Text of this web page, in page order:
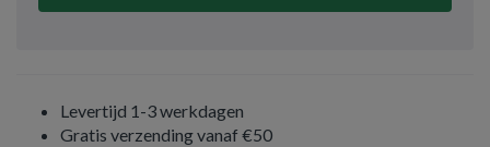
Levertijd 1-3 werkdagen
Gratis verzending vanaf €50